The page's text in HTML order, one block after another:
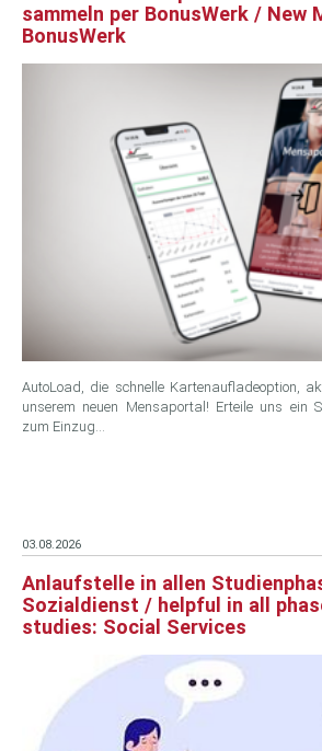
sammeln per BonusWerk / New
BonusWerk
AutoLoad, die schnelle Kartenaufladeoption,
unserem neuen Mensaportal! Erteile uns ein
zum Einzug…
03.08.2026
Anlaufstelle in allen
Sozialdienst / helpful in all
studies: Social Services